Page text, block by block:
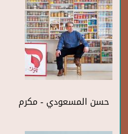
حسن المسعودي - مكرم